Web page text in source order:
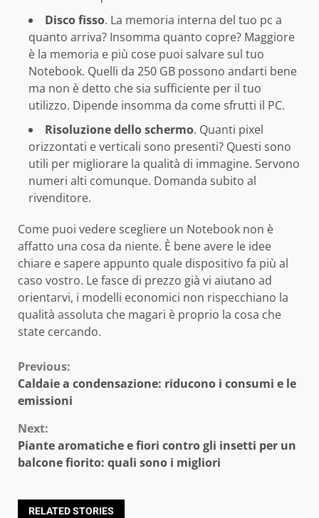
Disco fisso. La memoria interna del tuo pc a
quanto arriva? Insomma quanto copre? Maggiore
è la memoria e più cose puoi salvare sul tuo
Notebook. Quelli da 250 GB possono andarti bene
ma non è detto che sia sufficiente per il tuo
utilizzo. Dipende insomma da come sfrutti il PC.
Risoluzione dello schermo. Quanti pixel
orizzontati e verticali sono presenti? Questi sono
utili per migliorare la qualità di immagine. Servono
numeri alti comunque. Domanda subito al
rivenditore.
Come puoi vedere scegliere un Notebook non è
affatto una cosa da niente. È bene avere le idee
chiare e sapere appunto quale dispositivo fa più al
caso vostro. Le fasce di prezzo già vi aiutano ad
orientarvi, i modelli economici non rispecchiano la
qualità assoluta che magari è proprio la cosa che
state cercando.
Continue
Reading
Previous:
Caldaie a condensazione: riducono i consumi e le
emissioni
Next:
Piante aromatiche e fiori contro gli insetti per un
balcone fiorito: quali sono i migliori
RELATED STORIES